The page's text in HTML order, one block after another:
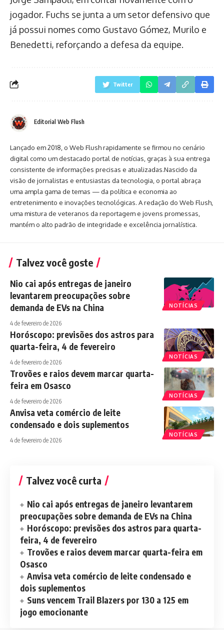
jogador. Fuchs se junta a um setor defensivo que
já possui nomes como Gustavo Gómez, Murilo e
Benedetti, reforçando a defesa da equipe.
Twitter
Editorial Web Flush
Lançado em 2018, o Web Flush rapidamente se firmou no cenário
digital como um destacado portal de notícias, graças à sua entrega
consistente de informações precisas e atualizadas.Nascido da
visão de jornalistas e entusiastas da tecnologia, o portal abraça
uma ampla gama de temas — da política e economia ao
entretenimento e inovações tecnológicas. A redação do Web Flush,
uma mistura de veteranos da reportagem e jovens promessas,
mantém o alto padrão de integridade e excelência jornalística.
Talvez você goste
NOTÍCIAS
Nio cai após entregas de janeiro
levantarem preocupações sobre
demanda de EVs na China
4 de fevereiro de 2026
NOTÍCIAS
Horóscopo: previsões dos astros para
quarta-feira, 4 de fevereiro
4 de fevereiro de 2026
NOTÍCIAS
Trovões e raios devem marcar quarta-
feira em Osasco
4 de fevereiro de 2026
NOTÍCIAS
Anvisa veta comércio de leite
condensado e dois suplementos
4 de fevereiro de 2026
Talvez você curta
Nio cai após entregas de janeiro levantarem
preocupações sobre demanda de EVs na China
Horóscopo: previsões dos astros para quarta-
feira, 4 de fevereiro
Trovões e raios devem marcar quarta-feira em
Osasco
Anvisa veta comércio de leite condensado e
dois suplementos
Suns vencem Trail Blazers por 130 a 125 em
jogo emocionante